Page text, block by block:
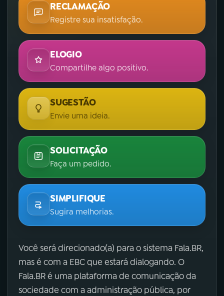
RECLAMAÇÃO
Registre sua insatisfação.
ELOGIO
Compartilhe algo positivo.
SUGESTÃO
Envie uma ideia.
SOLICITAÇÃO
Faça um pedido.
SIMPLIFIQUE
Sugira melhorias.
Você será direcionado(a) para o sistema Fala.BR,
mas é com a EBC que estará dialogando. O
Fala.BR é uma plataforma de comunicação da
sociedade com a administração pública, por